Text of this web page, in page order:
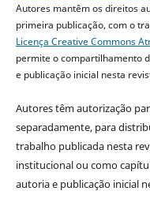
Autores mantêm os direitos
primeira publicação, com o
Licença Creative Commons
permite o compartilhamento
e publicação inicial nesta
Autores têm autorização
separadamente, para
trabalho publicada nesta
institucional ou como
autoria e publicação inicial